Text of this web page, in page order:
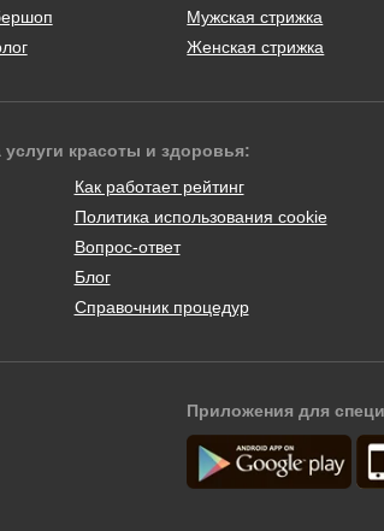
Мужская стрижка
Женская стрижка
красоты и здоровья:
Как работает рейтинг
Политика использования cookie
Вопрос-ответ
Блог
Справочник процедур
Приложения для